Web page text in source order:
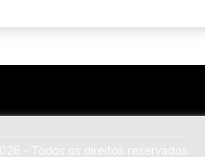
- Todos os direitos reservados